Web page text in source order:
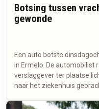
Botsing tussen
gewonde
Een auto botste
in Ermelo. De automobilist
verslaggever ter plaatse
naar het ziekenhuis